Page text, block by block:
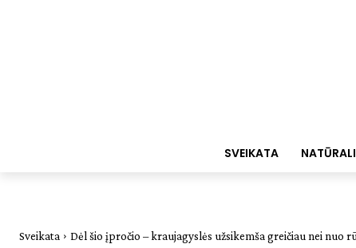
SVEIKATA
Sveikata Dėl šio įpročio – kraujagyslės užsikemša greičiau nei nuo